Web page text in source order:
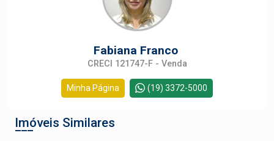
Fabiana Franco
CRECI 121747-F - Venda
Minha Página (19) 3372-5000
Imóveis Similares